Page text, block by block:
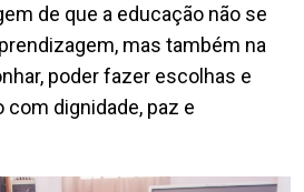
de que a educação não se
mas também na
poder fazer escolhas e
dignidade, paz e